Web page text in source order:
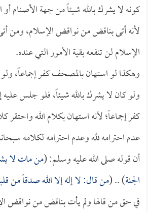
كونه لا يشرك بالله شيئاً من جهة الأصنام
لأنه أتى بناقض من نواقض الإسلام، ومن
الإسلام لن تنفعه بقية الأمور التي عنده.
وهكذا لو استهان بالمصحف كفر إجماعاً، ولو
ولو كان لا يشرك بالله شيئاً، فلو جلس عليه
كفر إجماعاً؛ لأنه استهان بكلام الله واحتقر
عدم احترامه لله وعدم احترامه لكلامه
أن قوله صلى الله عليه وسلم: (من مات لا
الجنة) .. (من قال: لا إله إلا الله صدقاً من
في حق من قالها ولم يأت بناقض من نواقض